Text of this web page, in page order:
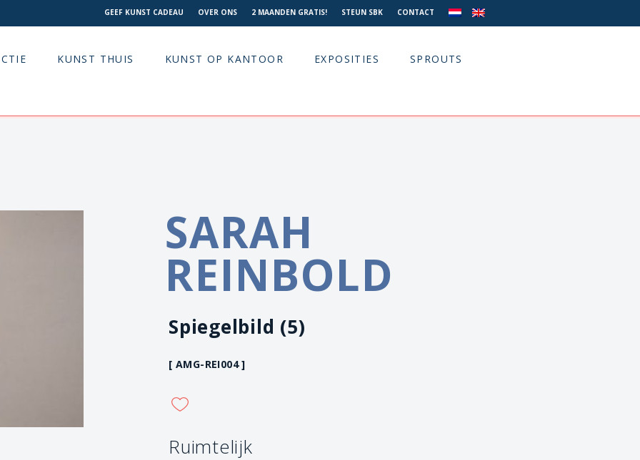
GEEF KUNST CADEAU OVER ONS 2 MAANDEN GRATIS! STEUN SBK CONTACT
KUNST THUIS KUNST OP KANTOOR EXPOSITIES SPROUTS
SARAH
REINBOLD
Spiegelbild (5)
[ AMG-REI004 ]
Ruimtelijk